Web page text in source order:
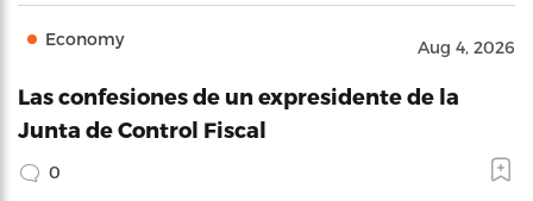
Economy Aug 4, 2026
Las confesiones de un expresidente de la
Junta de Control Fiscal
0